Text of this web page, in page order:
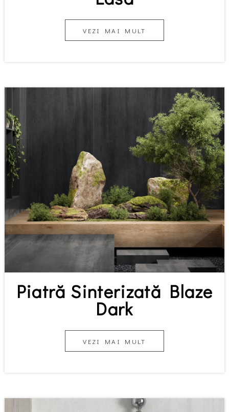
VEZI MAI MULT
Piatră Sinterizată Blaze
Dark
VEZI MAI MULT